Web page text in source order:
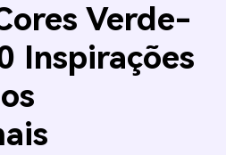
Verde-
Inspirações